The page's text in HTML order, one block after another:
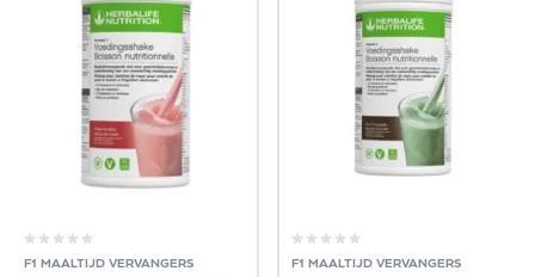
F1 MAALTIJD VERVANGERS F1 MAALTIJD VERVANGERS